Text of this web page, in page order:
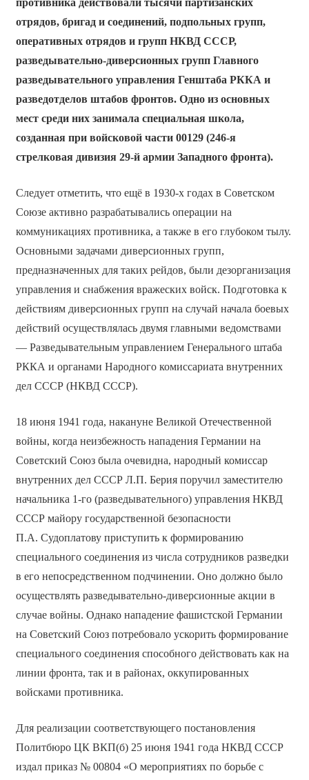
противника действовали тысячи партизанских
отрядов, бригад и соединений, подпольных групп,
оперативных отрядов и групп НКВД СССР,
разведывательно-диверсионных групп Главного
разведывательного управления Генштаба РККА и
разведотделов штабов фронтов. Одно из основных
мест среди них занимала специальная школа,
созданная при войсковой части 00129 (246-я
стрелковая дивизия 29-й армии Западного фронта).
Следует отметить, что ещё в 1930-х годах в Советском
Союзе активно разрабатывались операции на
коммуникациях противника, а также в его глубоком тылу.
Основными задачами диверсионных групп,
предназначенных для таких рейдов, были дезорганизация
управления и снабжения вражеских войск. Подготовка к
действиям диверсионных групп на случай начала боевых
действий осуществлялась двумя главными ведомствами
— Разведывательным управлением Генерального штаба
РККА и органами Народного комиссариата внутренних
дел СССР (НКВД СССР).
18 июня 1941 года, накануне Великой Отечественной
войны, когда неизбежность нападения Германии на
Советский Союз была очевидна, народный комиссар
внутренних дел СССР Л.П. Берия поручил заместителю
начальника 1-го (разведывательного) управления НКВД
СССР майору государственной безопасности
П.А. Судоплатову приступить к формированию
специального соединения из числа сотрудников разведки
в его непосредственном подчинении. Оно должно было
осуществлять разведывательно-диверсионные акции в
случае войны. Однако нападение фашистской Германии
на Советский Союз потребовало ускорить формирование
специального соединения способного действовать как на
линии фронта, так и в районах, оккупированных
войсками противника.
Для реализации соответствующего постановления
Политбюро ЦК ВКП(б) 25 июня 1941 года НКВД СССР
издал приказ № 00804 «О мероприятиях по борьбе с